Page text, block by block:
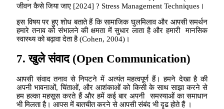
जीवन कैसे जिया जाए [2024] ? Stress Management Techniques।
इस विषय पर हुए शोध बताते हैं कि सामाजिक घुलमिलाव और आपसी समर्थन
हमारे तनाव को संभालने की क्षमता में सुधार लाता है और हमारी मानसिक
स्वास्थ्य को बढ़ावा देता है (Cohen, 2004)।
7.खुले संवाद (Open Communication)
आपसी संवाद तनाव से निपटने में अत्यंत महत्वपूर्ण हैं। हमने देखा है की
अपनी भावनाओं, चिंताओं, और आशंकाओं को किसी के साथ साझा करने से
हम हल्का महसूस करते हैं और हमें कई बार अपनी समस्याओं का समाधान
भी मिलता है। आपस में बातचीत करने से आपसी संबंद भी दृढ होते हैं ।